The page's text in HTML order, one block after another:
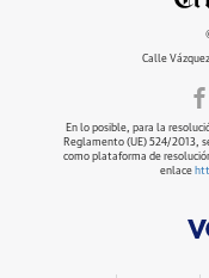
Calle
En lo posible, para la
Reglamento (UE) 524/2013,
como plataforma de
enlace